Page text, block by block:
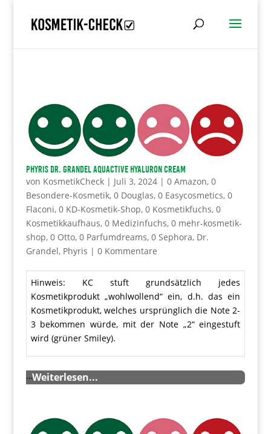
PHYRIS Dr. Grandel Aquactive Hyaluron Cream
von KosmetikCheck| Juli 3, 2024| 0 Amazon, 0
Besondere-Kosmetik, 0 Douglas, 0 Easycosmetics, 0
Flaconi, 0 KD-Kosmetik-Shop, 0 Kosmetikfuchs, 0
Kosmetikkaufhaus, 0 Medizinfuchs, 0 mehr-kosmetik-
shop, 0 Otto, 0 Parfumdreams, 0 Sephora, Dr.
Grandel, Phyris | 0 Kommentare
Hinweis: KC stuft grundsätzlich jedes
Kosmetikprodukt „wohlwollend“ ein, d.h. das ein
Kosmetikprodukt, welches ursprünglich die Note 2-
3 bekommen würde, mit der Note „2“ eingestuft
wird (grüner Smiley).
…Weiterlesen...